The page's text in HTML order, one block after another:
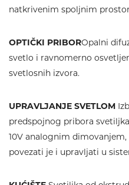
natkrivenim spoljnim
OPTIČKI PRIBOROpalni
svetlo i ravnomerno
svetlosnih izvora.
UPRAVLJANJE SVETLOM
predspojnog pribora
10V analognim
povezati je i upravljati u